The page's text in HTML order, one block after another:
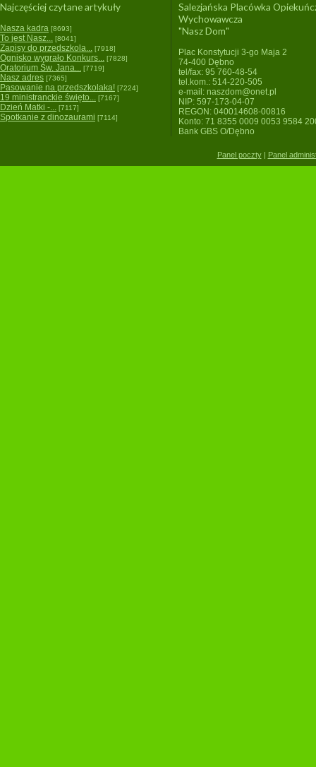
Najczęściej czytane artykuły
Nasza kadra [8693]
To jest Nasz... [8041]
Zapisy do przedszkola... [7918]
Ognisko wygrało Konkurs... [7828]
Oratorium Św. Jana... [7719]
Nasz adres [7365]
Pasowanie na przedszkolaka! [7224]
19 ministranckie święto... [7167]
Dzień Matki -... [7117]
Spotkanie z dinozaurami [7114]
Salezjańska Placówka
Wychowawcza
"Nasz Dom"
Plac Konstytucji 3-go Maja 2
74-400 Dębno
tel/fax: 95 760-48-54
tel.kom.: 514-220-505
e-mail: naszdom@onet.pl
NIP: 597-173-04-07
REGON: 040014608-00816
Konto: 71 8355 0009 0053 9584
Bank GBS O/Dębno
Panel poczty| Panel